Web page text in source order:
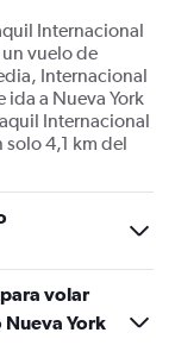
Internacional
un vuelo de
Internacional
ida a Nueva York
Internacional
solo 4,1 km del
para volar
York